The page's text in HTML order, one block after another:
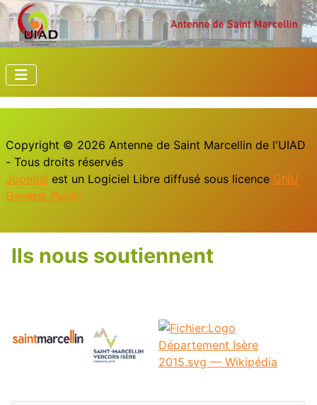
Ils nous soutiennent
Copyright © 2026 Antenne de Saint Marcellin de l'UIAD
- Tous droits réservés
Joomla! est un Logiciel Libre diffusé sous licence GNU
General Public